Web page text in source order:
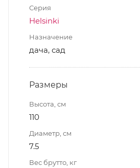
Серия
Helsinki
Назначение
дача, сад
Размеры
Высота, см
110
Диаметр, см
7.5
Вес брутто, кг